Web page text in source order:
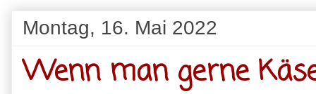
Montag, 16. Mai 2022
Wenn man gerne